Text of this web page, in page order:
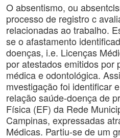
O absentismo, ou
processo de registro c
relacionadas ao trabalho.
se o afastamento
doenças, i.e. Licenças
por atestados emitidos por
médica e odontológica.
mvestigação foi identificar
relação saúde-doença de
Física (EF) da Rede
Campinas, expressadas
Médicas. Partiu-se de um